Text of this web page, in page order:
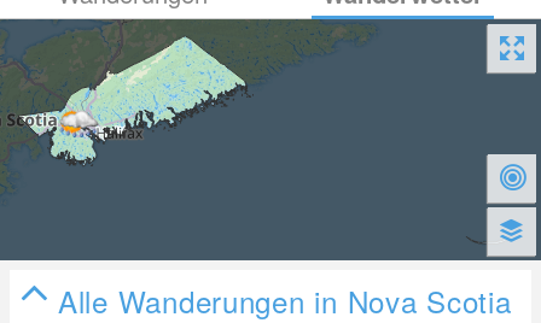
Alle Wanderungen in Nova Scotia